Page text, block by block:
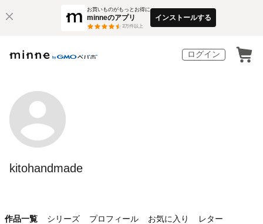
お買いものがもっとお得に
minneのアプリ
3万件以上
インストールする
ログイン
kitohandmade
作品一覧 シリーズ プロフィール お気に入り レター